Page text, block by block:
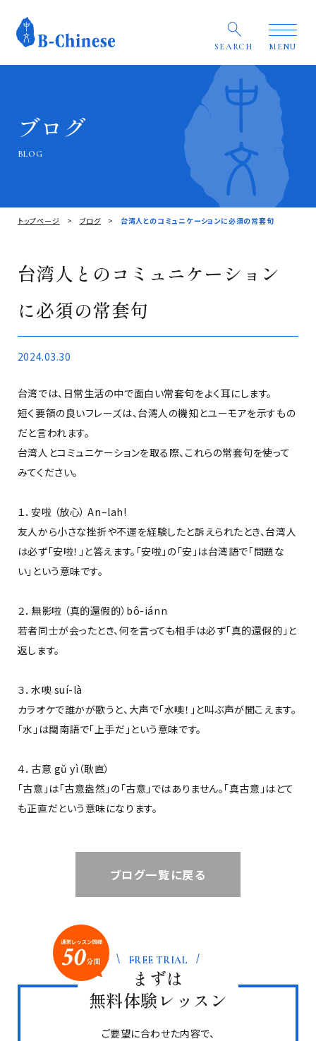
SEARCH MENU
ブログ
BLOG
トップページ ブログ 台湾人とのコミュニケーションに必須の常套句
台湾人とのコミュニケーション
に必須の常套句
2024.03.30
台湾では、日常生活の中で面白い常套句をよく耳にします。
短く要領の良いフレーズは、台湾人の機知とユーモアを示すもの
だと言われます。
台湾人とコミュニケーションを取る際、これらの常套句を使って
みてください。
１．安啦 （放心） An–lah!
友人から小さな挫折や不運を経験したと訴えられたとき、台湾人
は必ず「安啦！」と答えます。「安啦」の「安」は台湾語で「問題な
い」という意味です。
２．無影啦 （真的還假的）bô-iánn
若者同士が会ったとき、何を言っても相手は必ず「真的還假的」と
返します。
３．水噢 suí-là
カラオケで誰かが歌うと、大声で「水噢！」と叫ぶ声が聞こえます。
「水」は閩南語で「上手だ」という意味です。
４．古意 gǔ yì（耿直）
「古意」は「古意盎然」の「古意」ではありません。「真古意」はとて
も正直だという意味になります。
ブログ一覧に戻る
FREE TRIAL
まずは
無料体験レッスン
ご要望に合わせた内容で、